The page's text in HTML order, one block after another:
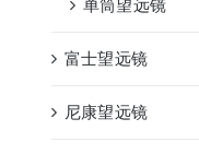
单筒望远镜
富士望远镜
尼康望远镜